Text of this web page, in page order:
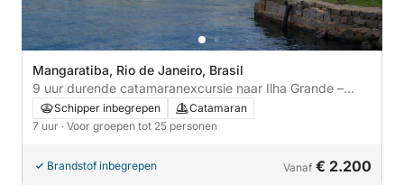
Mangaratiba, Rio de Janeiro, Brasil
9 uur durende catamaranexcursie naar Ilha Grande –
Blauwe Lagune & verborgen stranden
Schipper inbegrepen
Catamaran
7 uur · Voor groepen tot 25 personen
Brandstof inbegrepen Vanaf € 2.200